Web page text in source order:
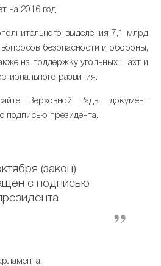
на 2016 год.
выделения 7,1 млрд
безопасности и обороны,
на поддержку угольных шахт и
развития.
Верховной Рады, документ
подписью президента.
(закон)
с подписью